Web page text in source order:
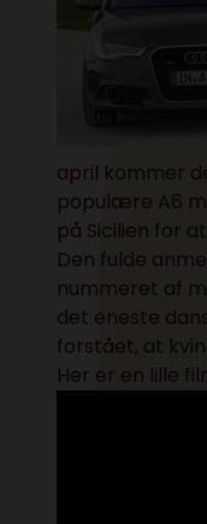
april kommer
populære A6
på Sicilien for
Den fulde
nummeret af
det eneste
forstået, at
Her er en lille